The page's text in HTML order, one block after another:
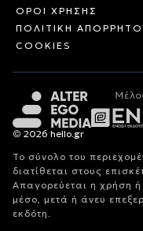
ΟΡΟΙ ΧΡΗΣΗΣ
ΠΟΛΙΤΙΚΗ
COOKIES
© 2026 hello.gr
Το σύνολο του
διατίθεται στους
Απαγορεύεται η χρήση
μέσο, μετά ή άνευ
εκδότη.